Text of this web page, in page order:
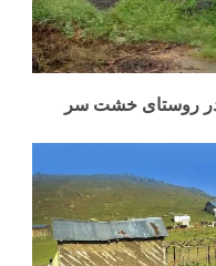
روستای خشت‌ سر